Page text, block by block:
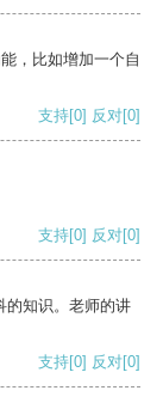
，比如增加一个自
支持[0] 反对[0]
支持[0] 反对[0]
的知识。老师的讲
支持[0] 反对[0]